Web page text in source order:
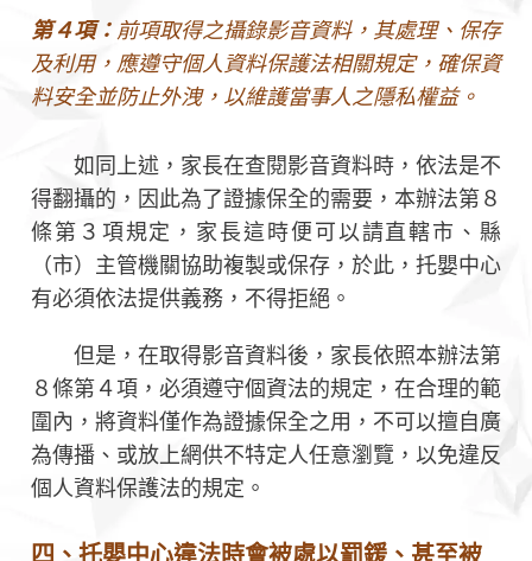
第４項： 前項取得之攝錄影音資料，其處理、保存
及利用，應遵守個人資料保護法相關規定，確保資
料安全並防止外洩，以維護當事人之隱私權益。
如同上述，家長在查閱影音資料時，依法是不
得翻攝的，因此為了證據保全的需要，本辦法第８
條第３項規定，家長這時便可以請直轄市、縣
（市）主管機關協助複製或保存，於此，托嬰中心
有必須依法提供義務，不得拒絕。
但是，在取得影音資料後，家長依照本辦法第
８條第４項，必須遵守個資法的規定，在合理的範
圍內，將資料僅作為證據保全之用，不可以擅自廣
為傳播、或放上網供不特定人任意瀏覽，以免違反
個人資料保護法的規定。
四、托嬰中心違法時會被處以罰鍰、甚至被